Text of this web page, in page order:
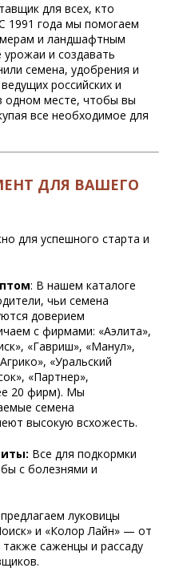
для всех, кто
1991 года мы помогаем
и ландшафтным
и создавать
семена, удобрения и
российских и
одном месте, чтобы вы
все необходимое для
ДЛЯ ВАШЕГО
для успешного старта и
: В нашем каталоге
чьи семена
доверием
с фирмами: «Аэлита»,
«Гавриш», «Манул»,
«Уральский
«Партнер»,
20 фирм). Мы
семена
высокую всхожесть.
Все для подкормки
с болезнями и
луковицы
и «Колор Лайн» — от
саженцы и рассаду